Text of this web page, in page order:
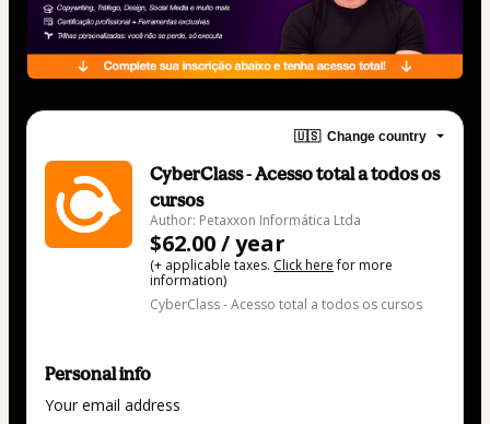
🇺🇸 Change country
CyberClass - Acesso total a todos os
cursos
Author: Petaxxon Informática Ltda
$62.00 / year
(+ applicable taxes. Click herefor more
information)
CyberClass - Acesso total a todos os cursos
Personal info
Your email address